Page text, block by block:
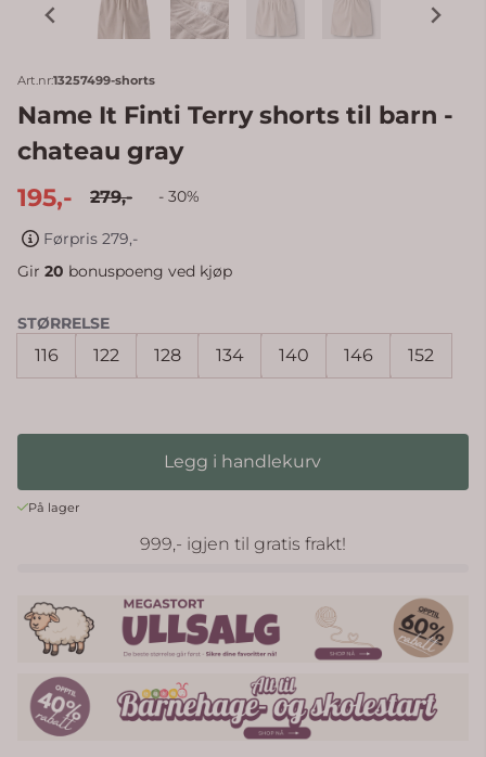
Art.nr:13257499-shorts
Name It Finti Terry shorts til barn -
chateau gray
195,-
279,- - 30%
Førpris 279,-
Gir 20 bonuspoeng ved kjøp
STØRRELSE
116 122 128 134 140 146 152
Legg i handlekurv
På lager
999,- igjen til gratis frakt!